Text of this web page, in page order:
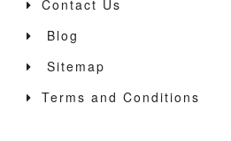
Contact Us
Blog
Sitemap
Terms and Conditions